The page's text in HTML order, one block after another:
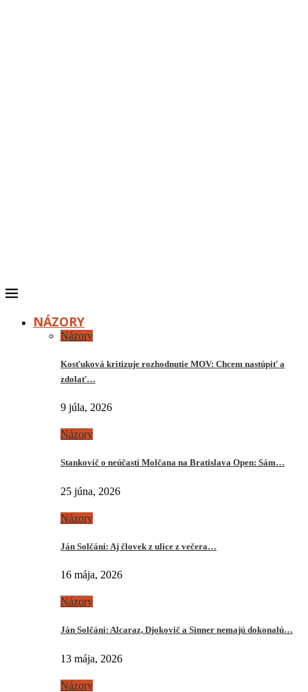
NÁZORY
Názory
Kosťuková kritizuje rozhodnutie MOV: Chcem nastúpiť a
zdolať…
9 júla, 2026
Názory
Stankovič o neúčasti Molčana na Bratislava Open: Sám…
25 júna, 2026
Názory
Ján Solčáni: Aj človek z ulice z večera…
16 mája, 2026
Názory
Ján Solčáni: Alcaraz, Djokovič a Sinner nemajú dokonalú…
13 mája, 2026
Názory